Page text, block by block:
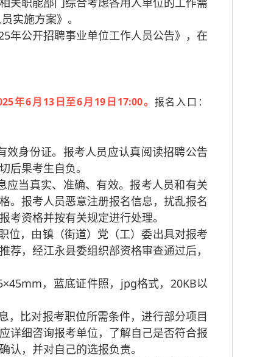
实施方案》。
年公开招聘事业单位工作人员公告》，在
年6月13日至6月19日17:00。 报名入口：
身份证。报考人员应认真阅读招聘公告
后果考生自负。
当真实、准确、有效。报考人员和有关
。报考人员恶意注册报名信息，扰乱报名
资格并按有关规定进行处理。
位，由镇（街道）党（工）委出具对报考
，经江永县委组织部资格审查通过后，
，蓝底证件照，jpg格式，20KB以
，比对报考职位所需条件，进行部分项目
详细咨询报考单位，了解自己是否符合报
认，并对自己的选报负责。